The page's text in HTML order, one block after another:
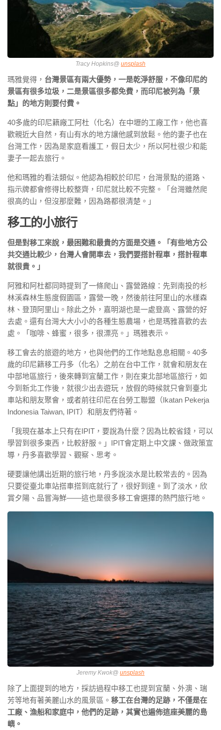
Tracy Hopkins@ unsplash
瑪雅覺得， 台灣景區有兩大優勢，一是乾淨舒服，不像印尼的
景區有很多垃圾，二是景區很多都免費，而印尼被列為「景
點」的地方則要付費。
40多歲的印尼籍廠工阿杜（化名）在中壢的工廠工作，他也喜
歡親近大自然，有山有水的地方讓他感到放鬆。他的妻子也在
台灣工作，因為是家庭看護工，假日太少，所以阿杜很少和能
妻子一起去旅行。
他和瑪雅的看法類似。他認為相較於印尼，台灣景點的道路、
指示牌都會修得比較整齊，印尼就比較不完整。「台灣雖然爬
很高的山，但沒那麼難，因為路都很清楚。」
移工的小旅行
但是對移工來說，最困難和最貴的方面是交通。「有些地方公
共交通比較少，台灣人會開車去，我們要搭計程車，搭計程車
就很貴。」
阿雅和阿杜都同時提到了一條爬山、露營路線：先到南投的杉
林溪森林生態度假園區，露營一晚，然後前往阿里山的水樣森
林、登頂阿里山。除此之外，嘉明湖也是一處登高、露營的好
去處。還有台灣大大小小的各種生態農場，也是瑪雅喜歡的去
處。「咖啡、蜂蜜，很多，很漂亮。」瑪雅表示。
移工會去的旅遊的地方，也與他們的工作地點息息相關。40多
歲的印尼籍移工丹多（化名）之前在台中工作，就會和朋友在
中部地區旅行，後來轉到宜蘭工作，則在東北部地區旅行，如
今到新北工作後，就很少出去遊玩，放假的時候就只會到臺北
車站和朋友聚會，或者前往印尼在台勞工聯盟（Ikatan Pekerja
Indonesia Taiwan, IPIT）和朋友們待著。
「我現在基本上只有在IPIT，要說為什麼？因為比較省錢，可以
學習到很多東西，比較舒服。」IPIT會定期上中文課、做政策宣
導，丹多喜歡學習、觀察、思考。
硬要讓他講出近期的旅行地，丹多說淡水是比較常去的。因為
只要從臺北車站搭車搭到底就行了，很好到達。到了淡水，欣
賞夕陽、品嘗海鮮——這也是很多移工會選擇的熱門旅行地。
Jeremy Kwok@ unsplash
除了上面提到的地方，採訪過程中移工也提到宜蘭、外澳、瑞
芳等地有著美麗山水的風景區。 移工在台灣的足跡，不僅是在
工廠、漁船和家庭中，他們的足跡，其實也遍佈這座美麗的島
嶼。